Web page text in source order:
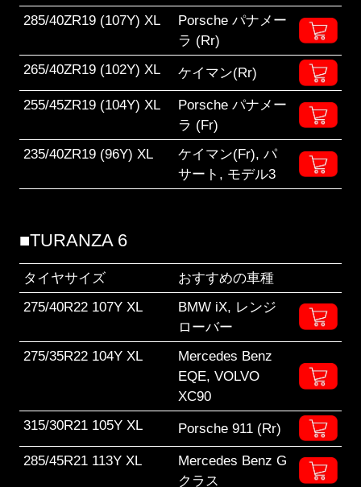
285/40ZR19 (107Y) XL
Porsche パナメー
ラ (Rr)
265/40ZR19 (102Y) XL
ケイマン(Rr)
255/45ZR19 (104Y) XL
Porsche パナメー
ラ (Fr)
235/40ZR19 (96Y) XL
ケイマン(Fr), パ
サート, モデル3
■TURANZA 6
タイヤサイズ
おすすめの車種
275/40R22 107Y XL
BMW iX, レンジ
ローバー
275/35R22 104Y XL
Mercedes Benz
EQE, VOLVO
XC90
315/30R21 105Y XL
Porsche 911 (Rr)
285/45R21 113Y XL
Mercedes Benz G
クラス